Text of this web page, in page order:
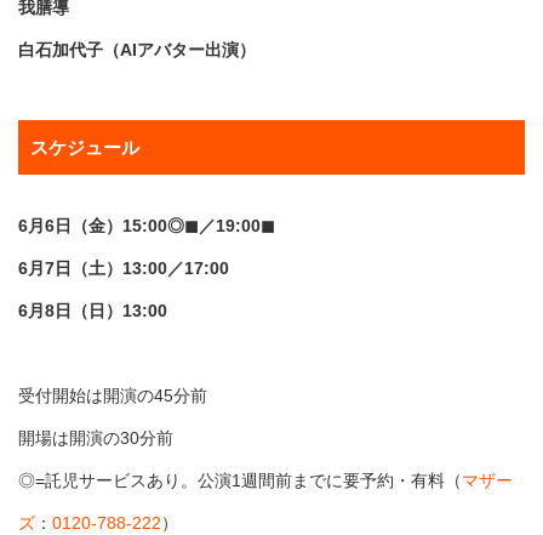
我膳導
白石加代子（AIアバター出演）
スケジュール
6月6日（金）15:00◎◼︎／19:00◼︎
6月7日（土）13:00／17:00
6月8日（日）13:00
受付開始は開演の45分前
開場は開演の30分前
◎=託児サービスあり。公演1週間前までに要予約・有料（マザー
ズ ： 0120-788-222）